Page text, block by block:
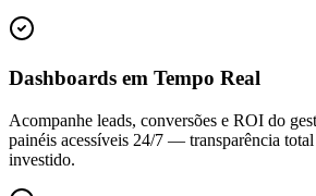
Dashboards em Tempo Real
Acompanhe leads, conversões e ROI do
painéis acessíveis 24/7 — transparência total
investido.